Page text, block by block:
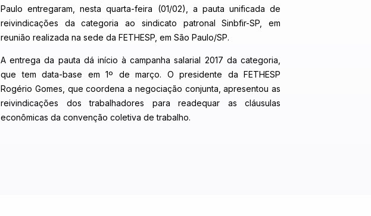
Paulo entregaram, nesta quarta-feira (01/02), a pauta unificada de
reivindicações da categoria ao sindicato patronal Sinbfir-SP, em
reunião realizada na sede da FETHESP, em São Paulo/SP.
A entrega da pauta dá início à campanha salarial 2017 da categoria,
que tem data-base em 1º de março. O presidente da FETHESP
Rogério Gomes, que coordena a negociação conjunta, apresentou as
reivindicações dos trabalhadores para readequar as cláusulas
econômicas da convenção coletiva de trabalho.